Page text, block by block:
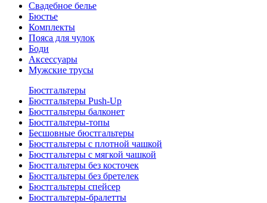
Свадебное белье
Бюстье
Комплекты
Пояса для чулок
Боди
Аксессуары
Мужские трусы
Бюстгальтеры
Бюстгальтеры Push-Up
Бюстгальтеры балконет
Бюстгальтеры-топы
Бесшовные бюстгальтеры
Бюстгальтеры с плотной чашкой
Бюстгальтеры с мягкой чашкой
Бюстгальтеры без косточек
Бюстгальтеры без бретелек
Бюстгальтеры спейсер
Бюстгальтеры-бралетты